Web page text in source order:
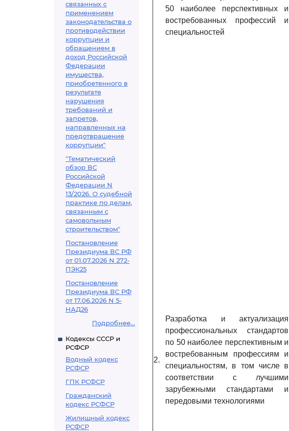
связанных с
применением
законодательства о
противодействии
коррупции и
обращением в
доход Российской
Федерации
имущества,
приобретенного в
результате
нарушения
требований и
запретов,
направленных на
предотвращение
коррупции"
"Тематический
обзор ВС
Российской
Федерации N
13/2026. О судебной
практике по делам,
связанным с
самовольным
строительством"
Постановление
Президиума ВС РФ
от 01.07.2026 N 272-
ПЭК25
Постановление
Президиума ВС РФ
от 17.06.2026 N 5-
НАД26
Подробнее...
Кодексы СССР и
РСФСР
Водный кодекс
РСФСР
ГПК РСФСР
Гражданский
кодекс РСФСР
Жилищный кодекс
РСФСР
50 наиболее перспективных и
востребованных профессий и
специальностей
2.
Разработка и актуализация
профессиональных стандартов
по 50 наиболее перспективным и
востребованным профессиям и
специальностям, в том числе в
соответствии с лучшими
зарубежными стандартами и
передовыми технологиями